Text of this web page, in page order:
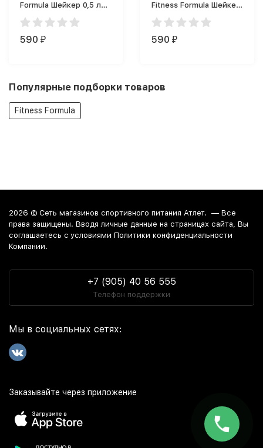
Formula Шейкер 0,5 л
(500 мл)
590 ₽
Fitness Formula Шейкер
Фитнес Формула (700
мл)
590 ₽
Популярные подборки товаров
Fitness Formula
2026 © Сеть магазинов спортивного питания Атлет. — Все
права защищены. Вводя личные данные на страницах сайта, Вы
соглашаетесь c условиями Политики конфиденциальности
Компании.
+7 (905) 40 56 555
Телефон поддержки
Мы в социальных сетях:
Заказывайте через приложение